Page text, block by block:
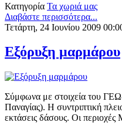
Κατηγορία Τα χωριά μας
Διαβάστε περισσότερα...
Τετάρτη, 24 Ιουνίου 2009
Εξόρυξη μαρμάρου
Σύμφωνα με στοιχεία του
Παναγίας). Η συντριπτική
εκτάσεις δάσους. Οι